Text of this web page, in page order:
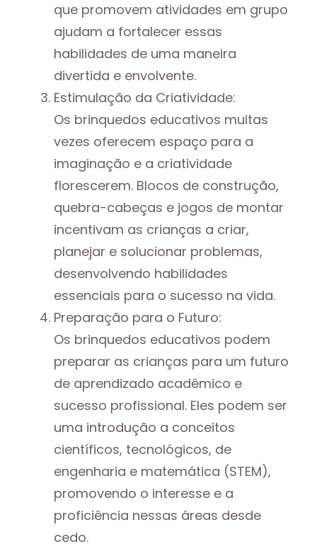
que promovem atividades em grupo
ajudam a fortalecer essas
habilidades de uma maneira
divertida e envolvente.
Estimulação da Criatividade:
Os brinquedos educativos muitas
vezes oferecem espaço para a
imaginação e a criatividade
florescerem. Blocos de construção,
quebra-cabeças e jogos de montar
incentivam as crianças a criar,
planejar e solucionar problemas,
desenvolvendo habilidades
essenciais para o sucesso na vida.
Preparação para o Futuro:
Os brinquedos educativos podem
preparar as crianças para um futuro
de aprendizado acadêmico e
sucesso profissional. Eles podem ser
uma introdução a conceitos
científicos, tecnológicos, de
engenharia e matemática (STEM),
promovendo o interesse e a
proficiência nessas áreas desde
cedo.